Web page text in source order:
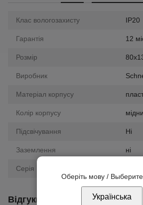
Клас вологозахисту IP20
Гарантія 12
Розмір
Виробник
Матеріал корпусу
Колір корпусу
Підсвічування Ні
Заземлення ні
Серія
Відгуки
Оберіть мову /
Українська